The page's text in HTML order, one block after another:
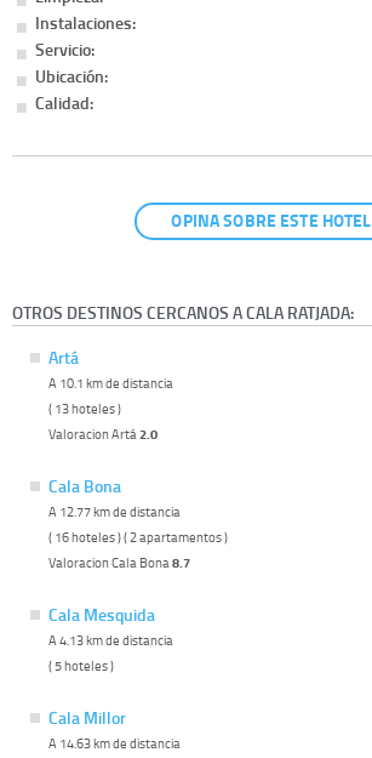
Instalaciones:
Servicio:
Ubicación:
Calidad:
OPINA SOBRE ESTE HOTEL
OTROS DESTINOS CERCANOS A CALA RATJADA:
Artá
A 10.1 km de distancia
( 13 hoteles )
Valoracion Artá2.0
Cala Bona
A 12.77 km de distancia
( 16 hoteles ) ( 2 apartamentos )
Valoracion Cala Bona8.7
Cala Mesquida
A 4.13 km de distancia
( 5 hoteles )
Cala Millor
A 14.63 km de distancia